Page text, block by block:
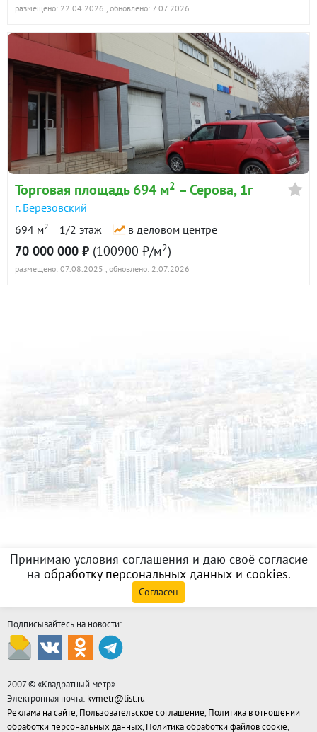
размещено: 22.04.2026 , обновлено: 7.07.2026
Торговая площадь 694 м2 – Серова, 1г
г. Березовский
694 м2 1/2 этаж в деловом центре
70 000 000 ₽ (100900 ₽/м2)
размещено: 07.08.2025 , обновлено: 2.07.2026
Принимаю условия соглашения и даю своё согласие
на обработку персональных данных и cookies.
Согласен
Подписывайтесь на новости:
2007 © «Квадратный метр»
Электронная почта: kvmetr@list.ru
Реклама на сайте,Пользовательское соглашение,Политика в отношении
обработки персональных данных,Политика обработки файлов cookie,